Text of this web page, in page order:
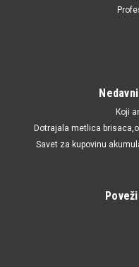
Koji
Dotrajala metlica
Savet za kupovinu